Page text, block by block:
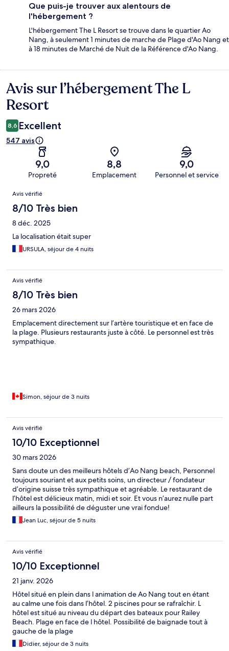
Que puis-je trouver aux alentours de
l'hébergement ?
L'hébergement The L Resort se trouve dans le quartier Ao
Nang, à seulement 1 minutes de marche de Plage d'Ao Nang et
à 18 minutes de Marché de Nuit de la Référence d'Ao Nang.
Avis
Avis sur l’hébergement The L
Resort
8,6 Excellent
547 avis
9,0
Propreté
8,8
Emplacement
9,0
Personnel et service
Avis
Avis vérifié
8/10 Très bien
8 déc. 2025
La localisation était super
URSULA, séjour de 4 nuits
Avis vérifié
8/10 Très bien
26 mars 2026
Emplacement directement sur l’artère touristique et en face de
la plage. Plusieurs restaurants juste à côté. Le personnel est très
sympathique.
Simon, séjour de 3 nuits
Avis vérifié
10/10 Exceptionnel
30 mars 2026
Sans doute un des meilleurs hôtels d’Ao Nang beach, Personnel
toujours souriant et aux petits soins, un directeur / fondateur
d’origine suisse très sympathique et agréable. Le restaurant de
l’hôtel est délicieux matin, midi et soir. Et vous n’aurez nulle part
ailleurs la possibilité de déguster une vrai fondue!
Jean Luc, séjour de 5 nuits
Avis vérifié
10/10 Exceptionnel
21 janv. 2026
Hôtel situé en plein dans l animation de Ao Nang tout en étant
au calme une fois dans l’hôtel. 2 piscines pour se rafraîchir. L
hôtel est situé au niveau du départ des bateaux pour Railey
Beach. Plage en face de l hôtel. Possibilité de baignade tout à
gauche de la plage
Didier, séjour de 3 nuits